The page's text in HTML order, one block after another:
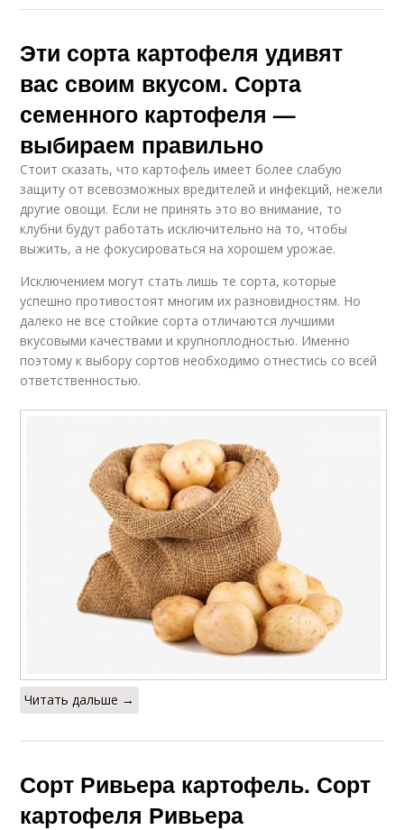
Эти сорта картофеля удивят
вас своим вкусом. Сорта
семенного картофеля —
выбираем правильно
Стоит сказать, что картофель имеет более слабую
защиту от всевозможных вредителей и инфекций, нежели
другие овощи. Если не принять это во внимание, то
клубни будут работать исключительно на то, чтобы
выжить, а не фокусироваться на хорошем урожае.
Исключением могут стать лишь те сорта, которые
успешно противостоят многим их разновидностям. Но
далеко не все стойкие сорта отличаются лучшими
вкусовыми качествами и крупноплодностью. Именно
поэтому к выбору сортов необходимо отнестись со всей
ответственностью.
Читать дальше →
Сорт Ривьера картофель. Сорт
картофеля Ривьера